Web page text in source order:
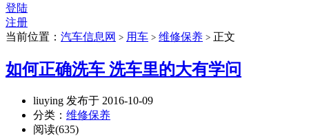
登陆
注册
当前位置： 汽车信息网 > 用车 > 维修保养 > 正文
如何正确洗车 洗车里的大有学问
liuying 发布于 2016-10-09
分类： 维修保养
阅读(635)